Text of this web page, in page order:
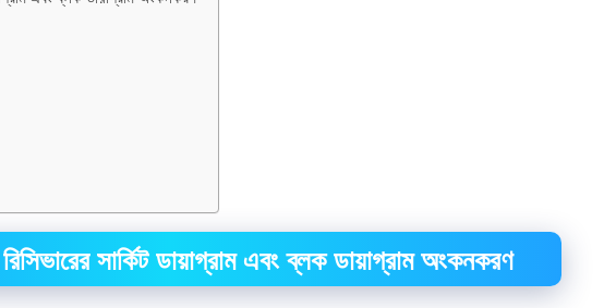
সার্কিট ডায়াগ্রাম এবং ব্লক ডায়াগ্রাম অংকনকরণ